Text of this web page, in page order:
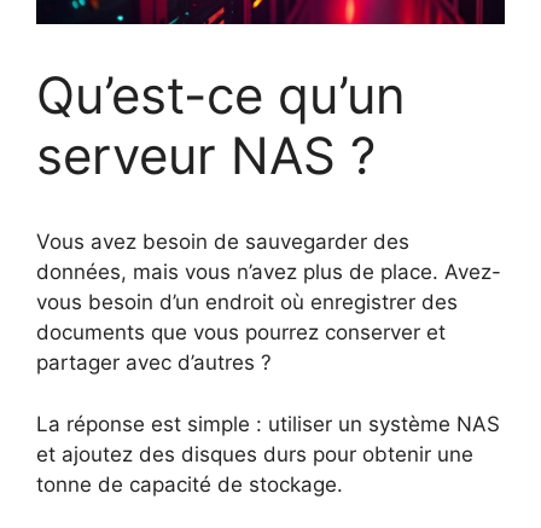
Qu’est-ce qu’un
serveur NAS ?
Vous avez besoin de sauvegarder des
données, mais vous n’avez plus de place. Avez-
vous besoin d’un endroit où enregistrer des
documents que vous pourrez conserver et
partager avec d’autres ?
La réponse est simple : utiliser un système NAS
et ajoutez des disques durs pour obtenir une
tonne de capacité de stockage.